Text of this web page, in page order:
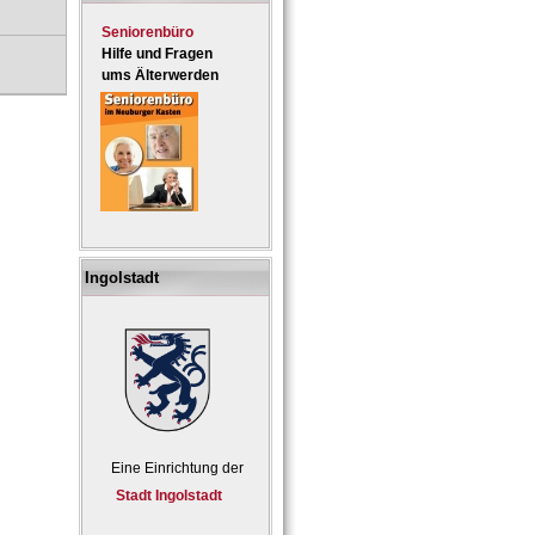
Seniorenbüro
Hilfe und Fragen
ums Älterwerden
Ingolstadt
Eine Einrichtung der
Stadt Ingolstadt